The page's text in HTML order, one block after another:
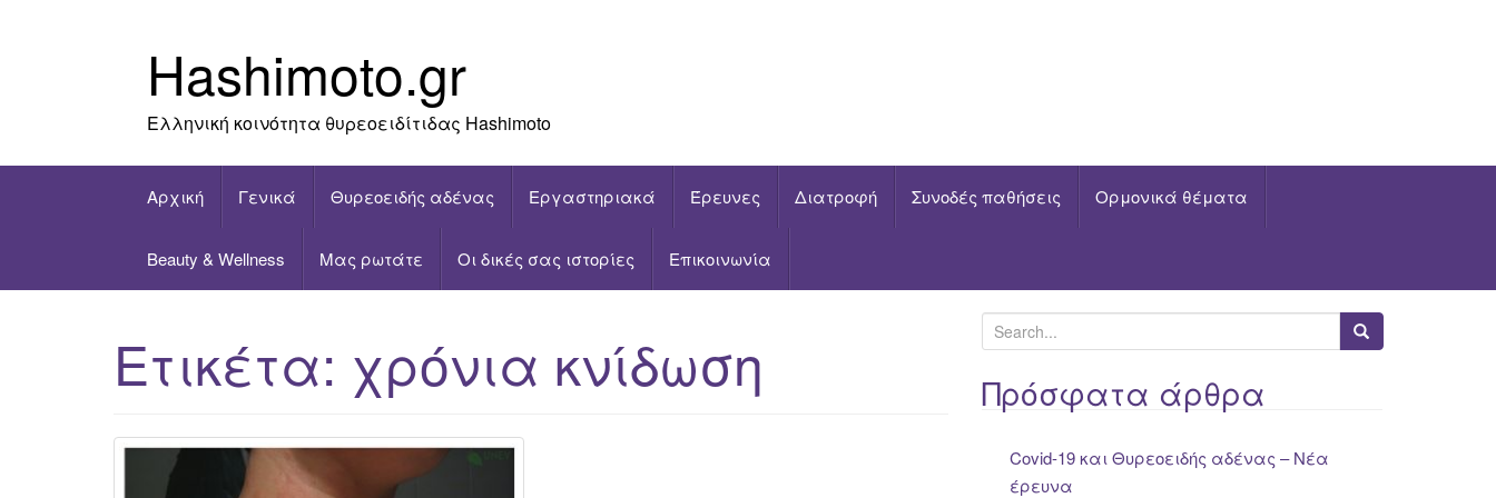
Hashimoto.gr
Ελληνική κοινότητα θυρεοειδίτιδας Hashimoto
Αρχική Γενικά Θυρεοειδής αδένας Εργαστηριακά Έρευνες Διατροφή Συνοδές παθήσεις Ορμονικά θέματα
Beauty & Wellness Μας ρωτάτε Οι δικές σας ιστορίες Επικοινωνία
Ετικέτα: χρόνια κνίδωση
e
a
rΠρόσφατα άρθρα
Covid-19 και Θυρεοειδής αδένας – Νέα
έρευνα